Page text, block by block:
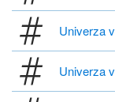
Univerza
Univerza